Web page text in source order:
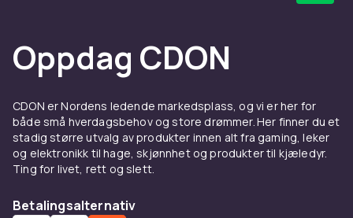
Oppdag CDON
CDON er Nordens ledende markedsplass, og vi er her for
både små hverdagsbehov og store drømmer. Her finner du et
stadig større utvalg av produkter innen alt fra gaming, leker
og elektronikk til hage, skjønnhet og produkter til kjæledyr.
Ting for livet, rett og slett.
Betalingsalternativ